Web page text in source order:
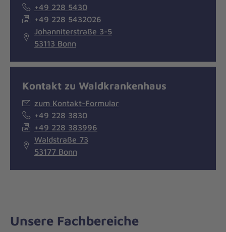
+49 228 5430
+49 228 5432026
Johanniterstraße 3-5
53113 Bonn
Kontakt zu Waldkrankenhaus
zum Kontakt-Formular
+49 228 3830
+49 228 383996
Waldstraße 73
53177 Bonn
Unsere Fachbereiche